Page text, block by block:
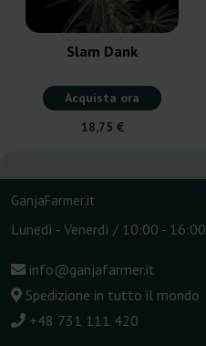
Slam Dank
Acquista ora
18,75 €
GanjaFarmer.it
Lunedì - Venerdì / 10:00 - 16:00
info@ganjafarmer.it
Spedizione in tutto il mondo
+48 731 111 420